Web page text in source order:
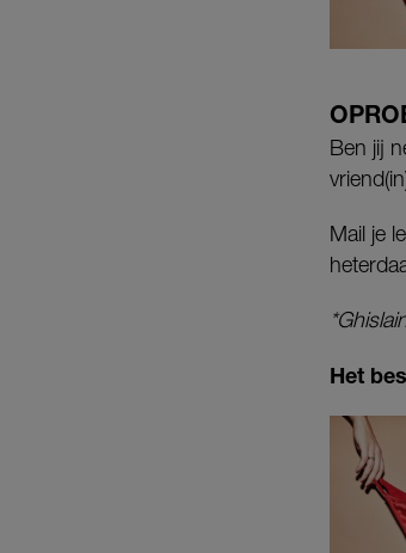
Ben jij
Mail je
Het